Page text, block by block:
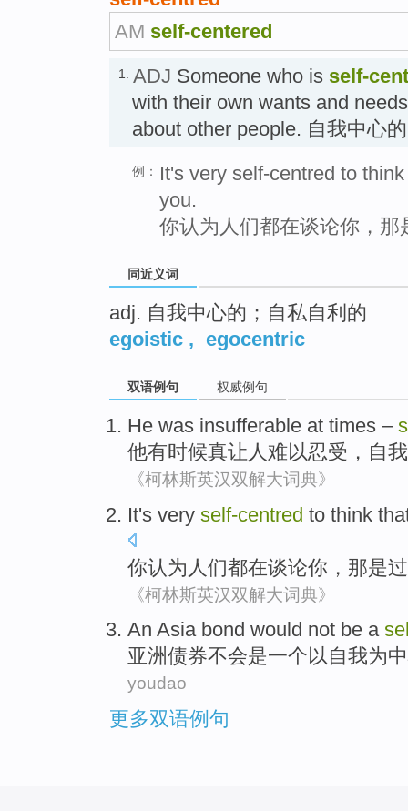
AM self-centered
1. ADJ Someone who is self-
with their own wants and
about other people. 自我中心
例：
It's very self-centred to
you.
你认为人们都在谈论你，
同近义词
adj. 自我中心的；自私自利的
egoistic , egocentric
双语例句 权威例句
He was insufferable at times –
他有时候真让人难以忍受，自
《柯林斯英汉双解大词典》
It's very self-centred to think
你认为 人们都在谈论你，那是
《柯林斯英汉双解大词典》
An Asia bond would not be a
亚洲债券不会是一个以自我为
youdao
更多双语例句